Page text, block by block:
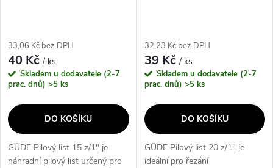
33,06 Kč bez DPH
40 Kč/ ks
Skladem u dodavatele (2-7
prac. dnů) >5 ks
DO KOŠÍKU
GÜDE Pilový list 15 z/1" je
náhradní pilový list určený pro
32,23 Kč bez DPH
39 Kč/ ks
Skladem u dodavatele (2-7
prac. dnů) >5 ks
DO KOŠÍKU
GÜDE Pilový list 20 z/1" je
ideální pro řezání